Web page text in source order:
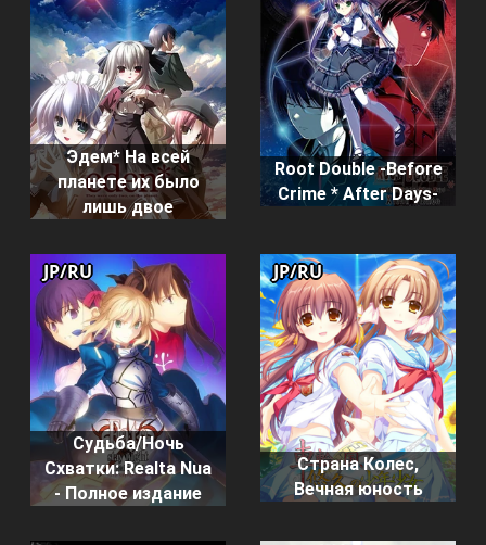
Эдем* На всей
планете их было
лишь двое
Root Double -Before
Crime * After Days-
Судьба/Ночь
Схватки: Realta Nua
- Полное издание
JP/RU
Страна Колес,
Вечная юность
JP/RU